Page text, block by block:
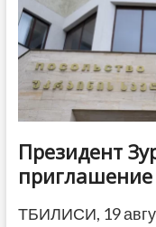
продается
и
куда
Президент
ТБИЛИСИ, 19